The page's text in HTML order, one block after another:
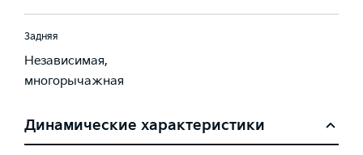
Задняя
Независимая,
многорычажная
Динамические характеристики